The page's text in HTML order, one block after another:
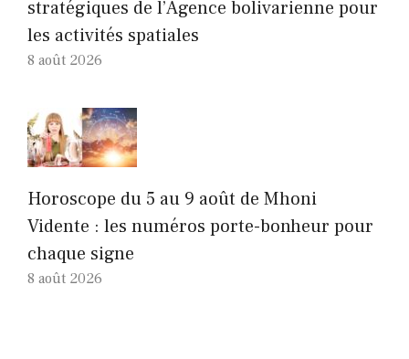
stratégiques de l’Agence bolivarienne pour
les activités spatiales
8 août 2026
Horoscope du 5 au 9 août de Mhoni
Vidente : les numéros porte-bonheur pour
chaque signe
8 août 2026